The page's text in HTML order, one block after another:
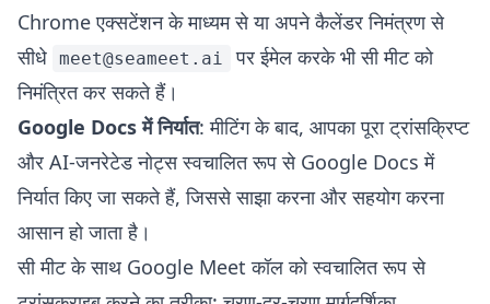
Chrome एक्सटेंशन के माध्यम से या अपने कैलेंडर निमंत्रण से
सीधे meet@seameet.ai
पर ईमेल करके भी सी मीट को
निमंत्रित कर सकते हैं।
Google Docs में निर्यात: मीटिंग के बाद, आपका पूरा ट्रांसक्रिप्ट
और AI-जनरेटेड नोट्स स्वचालित रूप से Google Docs में
निर्यात किए जा सकते हैं, जिससे साझा करना और सहयोग करना
आसान हो जाता है।
सी मीट के साथ Google Meet कॉल को स्वचालित रूप से